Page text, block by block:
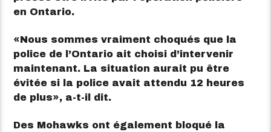
en Ontario.
Nous sommes vraiment choqués que la
police de l’Ontario ait choisi d’intervenir
maintenant. La situation aurait pu être
évitée si la police avait attendu 12 heures
de plus
, a-t-il dit.
Des Mohawks ont également bloqué la